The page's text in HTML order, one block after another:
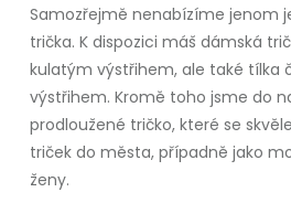
Samozřejmě nenabízíme jenom
trička. K dispozici máš dámská
kulatým výstřihem, ale také tílka
výstřihem. Kromě toho jsme do
prodloužené tričko, které se
triček do města, případně jako
ženy.